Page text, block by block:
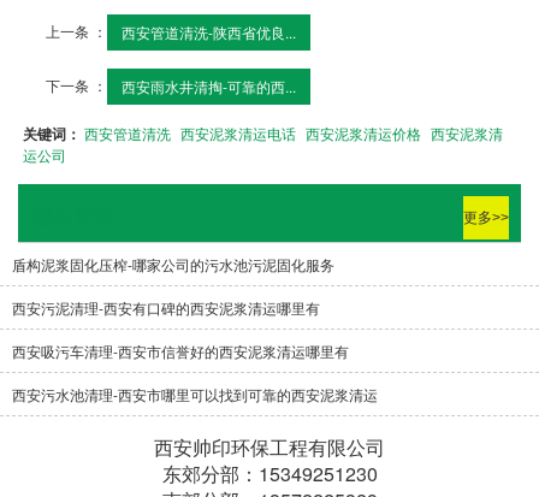
上一条 ： 西安管道清洗-陕西省优良...
下一条 ： 西安雨水井清掏-可靠的西...
关键词：西安管道清洗 西安泥浆清运电话 西安泥浆清运价格 西安泥浆清
运公司
更多>>
盾构泥浆固化压榨-哪家公司的污水池污泥固化服务
西安污泥清理-西安有口碑的西安泥浆清运哪里有
西安吸污车清理-西安市信誉好的西安泥浆清运哪里有
西安污水池清理-西安市哪里可以找到可靠的西安泥浆清运
西安帅印环保工程有限公司
东郊分部：15349251230